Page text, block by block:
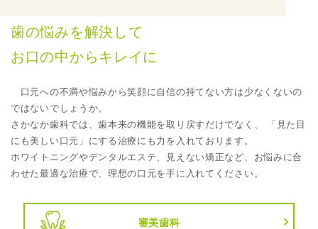
歯の悩みを解決して
お口の中からキレイに
口元への不満や悩みから笑顔に自信の持てない方は少なくないの
ではないでしょうか。
さかなか歯科では、歯本来の機能を取り戻すだけでなく、 「見た目
にも美しい口元」にする治療にも力を入れております。
ホワイトニングやデンタルエステ、見えない矯正など、お悩みに合
わせた最適な治療で、理想の口元を手に入れてください。
審美歯科